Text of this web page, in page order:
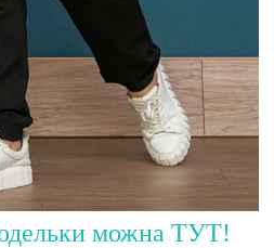
можна ТУТ!